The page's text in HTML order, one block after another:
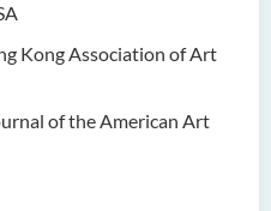
Kong Association of Art
of the American Art
CHAN Tak Mau
CHEUNG Pui Ling